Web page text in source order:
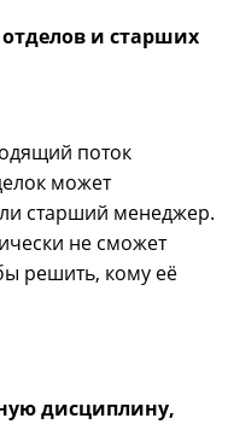
и старших
поток
может
старший менеджер.
не сможет
решить, кому её
дисциплину,